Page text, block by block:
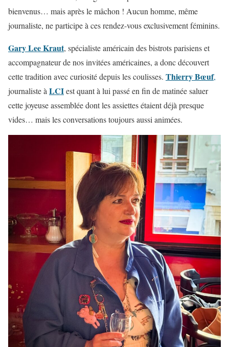
bienvenus… mais après le mâchon ! Aucun homme, même
journaliste, ne participe à ces rendez-vous exclusivement féminins.
Gary Lee Kraut, spécialiste américain des bistrots parisiens et
accompagnateur de nos invitées américaines, a donc découvert
cette tradition avec curiosité depuis les coulisses. Thierry Bœuf,
journaliste àLCIest quant à lui passé en fin de matinée saluer
cette joyeuse assemblée dont les assiettes étaient déjà presque
vides… mais les conversations toujours aussi animées.